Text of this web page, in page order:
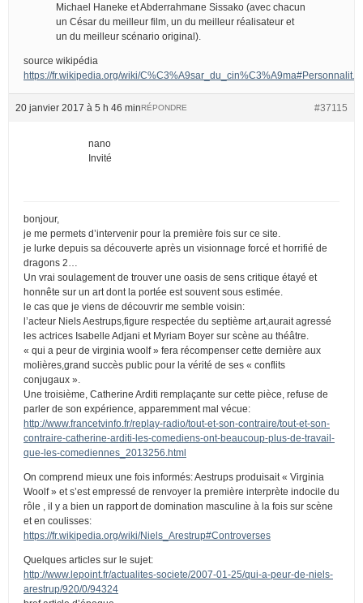
Michael Haneke et Abderrahmane Sissako (avec chacun
un César du meilleur film, un du meilleur réalisateur et
un du meilleur scénario original).
source wikipédia
https://fr.wikipedia.org/wiki/
20 janvier 2017 à 5 h 46 min #37115
RÉPONDRE
nano
Invité
bonjour,
je me permets d’intervenir pour la première fois sur ce site.
je lurke depuis sa découverte après un visionnage forcé et horrifié de
dragons 2…
Un vrai soulagement de trouver une oasis de sens critique étayé et
honnête sur un art dont la portée est souvent sous estimée.
le cas que je viens de découvrir me semble voisin:
l’acteur Niels Aestrups,figure respectée du septième art,aurait agressé
les actrices Isabelle Adjani et Myriam Boyer sur scène au théâtre.
« qui a peur de virginia woolf » fera récompenser cette dernière aux
molières,grand succès public pour la vérité de ses « conflits
conjugaux ».
Une troisième, Catherine Arditi remplaçante sur cette pièce, refuse de
parler de son expérience, apparemment mal vécue:
http://www.francetvinfo.fr/replay-radio/tout-et-son-contraire/tout-et-son-
contraire-catherine-arditi-les-comediens-ont-beaucoup-plus-de-travail-
que-les-comediennes_2013256.html
On comprend mieux une fois informés: Aestrups produisait « Virginia
Woolf » et s’est empressé de renvoyer la première interprète indocile du
rôle , il y a bien un rapport de domination masculine à la fois sur scène
et en coulisses:
https://fr.wikipedia.org/wiki/Niels_Arestrup#Controverses
Quelques articles sur le sujet:
http://www.lepoint.fr/actualites-societe/2007-01-25/qui-a-peur-de-niels-
arestrup/920/0/94324